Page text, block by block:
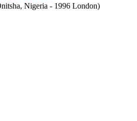
Nigeria - 1996 London)